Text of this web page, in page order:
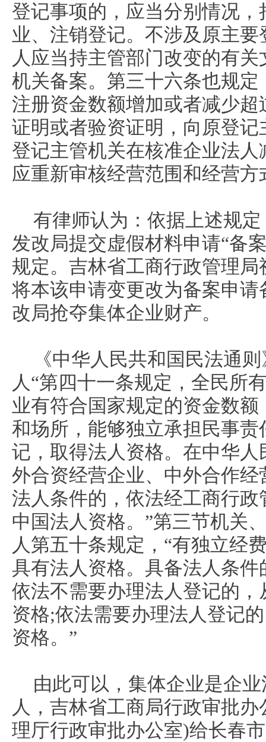
登记事项的，应当分别情况
业、注销登记。不涉及原主
人应当持主管部门改变的有
机关备案。第三十六条也规
注册资金数额增加或者减少
证明或者验资证明，向原登
登记主管机关在核准企业法
应重新审核经营范围和经营方
有律师认为：依据上述规
发改局提交虚假材料申请“备
规定。吉林省工商行政管理
将本该申请变更改为备案申
改局抢夺集体企业财产。
《中华人民共和国民法通
人“第四十一条规定，全民所
业有符合国家规定的资金数
和场所，能够独立承担民事
记，取得法人资格。在中华
外合资经营企业、中外合作
法人条件的，依法经工商行
中国法人资格。”第三节机关
人第五十条规定，“有独立经
具有法人资格。具备法人条
依法不需要办理法人登记的
资格;依法需要办理法人登记
资格。”
由此可以，集体企业是企
人，吉林省工商局行政审批
理厅行政审批办公室)给长春